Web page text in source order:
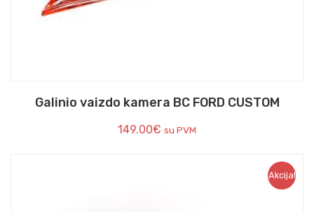
Galinio vaizdo kamera BC FORD CUSTOM
149.00€ su PVM
Akcija!